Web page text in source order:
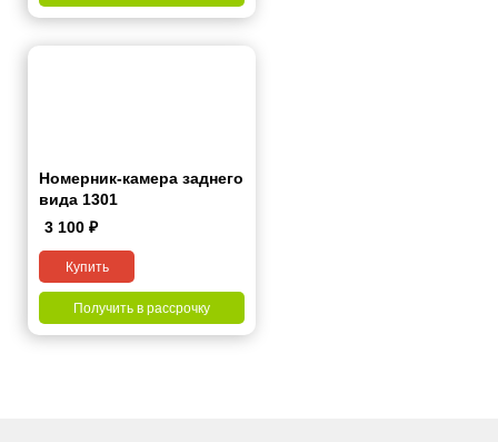
Номерник-камера заднего
вида 1301
3 100 ₽
Купить
Получить в рассрочку